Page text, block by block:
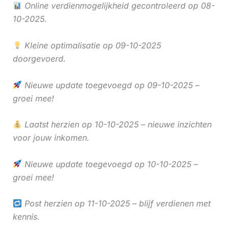
Online verdienmogelijkheid gecontroleerd op 08-
10-2025.
Kleine optimalisatie op 09-10-2025
doorgevoerd.
Nieuwe update toegevoegd op 09-10-2025 –
groei mee!
Laatst herzien op 10-10-2025 – nieuwe inzichten
voor jouw inkomen.
Nieuwe update toegevoegd op 10-10-2025 –
groei mee!
Post herzien op 11-10-2025 – blijf verdienen met
kennis.